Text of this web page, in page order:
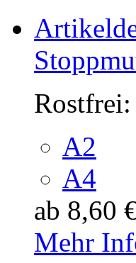
Rostfrei:
A2
A4
ab 8,60
Mehr